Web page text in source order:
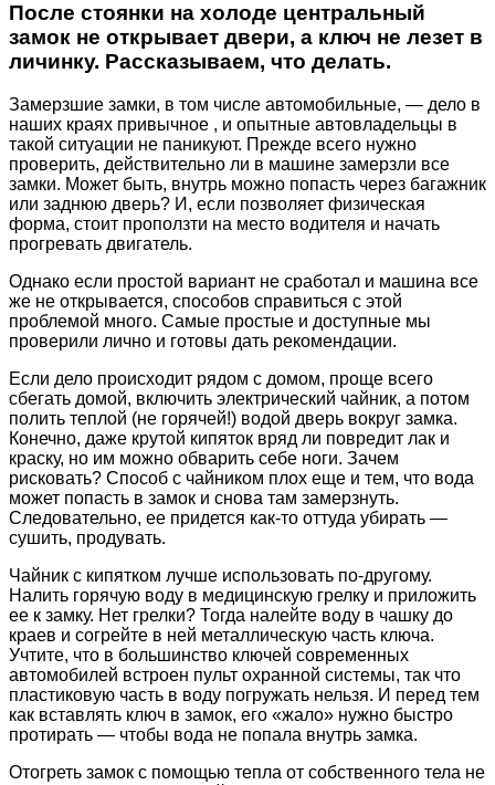
После стоянки на холоде центральный
замок не открывает двери, а ключ не лезет в
личинку. Рассказываем, что делать.
Замерзшие замки, в том числе автомобильные, — дело в
наших краях привычное , и опытные автовладельцы в
такой ситуации не паникуют. Прежде всего нужно
проверить, действительно ли в машине замерзли все
замки. Может быть, внутрь можно попасть через багажник
или заднюю дверь? И, если позволяет физическая
форма, стоит проползти на место водителя и начать
прогревать двигатель.
Однако если простой вариант не сработал и машина все
же не открывается, способов справиться с этой
проблемой много. Самые простые и доступные мы
проверили лично и готовы дать рекомендации.
Если дело происходит рядом с домом, проще всего
сбегать домой, включить электрический чайник, а потом
полить теплой (не горячей!) водой дверь вокруг замка.
Конечно, даже крутой кипяток вряд ли повредит лак и
краску, но им можно обварить себе ноги. Зачем
рисковать? Способ с чайником плох еще и тем, что вода
может попасть в замок и снова там замерзнуть.
Следовательно, ее придется как-то оттуда убирать —
сушить, продувать.
Чайник с кипятком лучше использовать по-другому.
Налить горячую воду в медицинскую грелку и приложить
ее к замку. Нет грелки? Тогда налейте воду в чашку до
краев и согрейте в ней металлическую часть ключа.
Учтите, что в большинство ключей современных
автомобилей встроен пульт охранной системы, так что
пластиковую часть в воду погружать нельзя. И перед тем
как вставлять ключ в замок, его «жало» нужно быстро
протирать — чтобы вода не попала внутрь замка.
Отогреть замок с помощью тепла от собственного тела не